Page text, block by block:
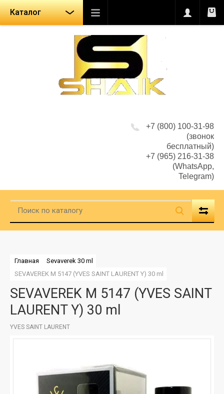
Каталог
+7 (800) 100-31-98
(звонок
бесплатный)
+7 (965) 216-31-38
(WhatsApp,
Telegram)
Главная
Sevaverek 30 ml
SEVAVEREK M 5147 (YVES SAINT LAURENT Y) 30 ml
SEVAVEREK M 5147 (YVES SAINT
LAURENT Y) 30 ml
YVES SAINT LAURENT